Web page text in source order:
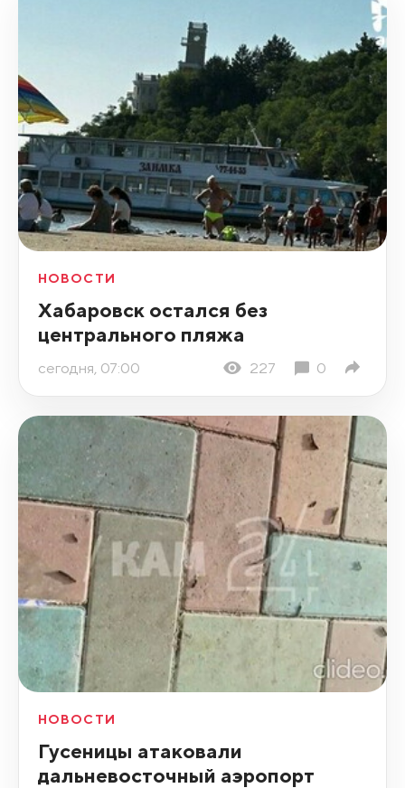
НОВОСТИ
Хабаровск остался без
центрального пляжа
сегодня, 07:00 227 0
НОВОСТИ
Гусеницы атаковали
дальневосточный аэропорт